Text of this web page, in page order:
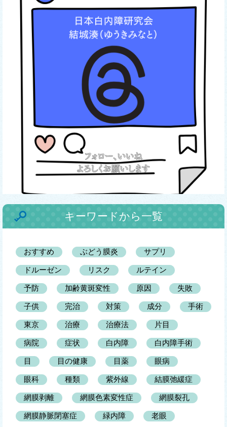
キーワードから一覧
おすすめ ぶどう膜炎 サプリ
ドルーゼン リスク ルテイン
予防 加齢黄斑変性 原因 失敗
子供 完治 対策 成分 手術
東京 治療 治療法 片目
病院 症状 白内障 白内障手術
目 目の健康 目薬 眼病
眼科 種類 紫外線 結膜弛緩症
網膜剥離 網膜色素変性症 網膜裂孔
網膜静脈閉塞症 緑内障 老眼